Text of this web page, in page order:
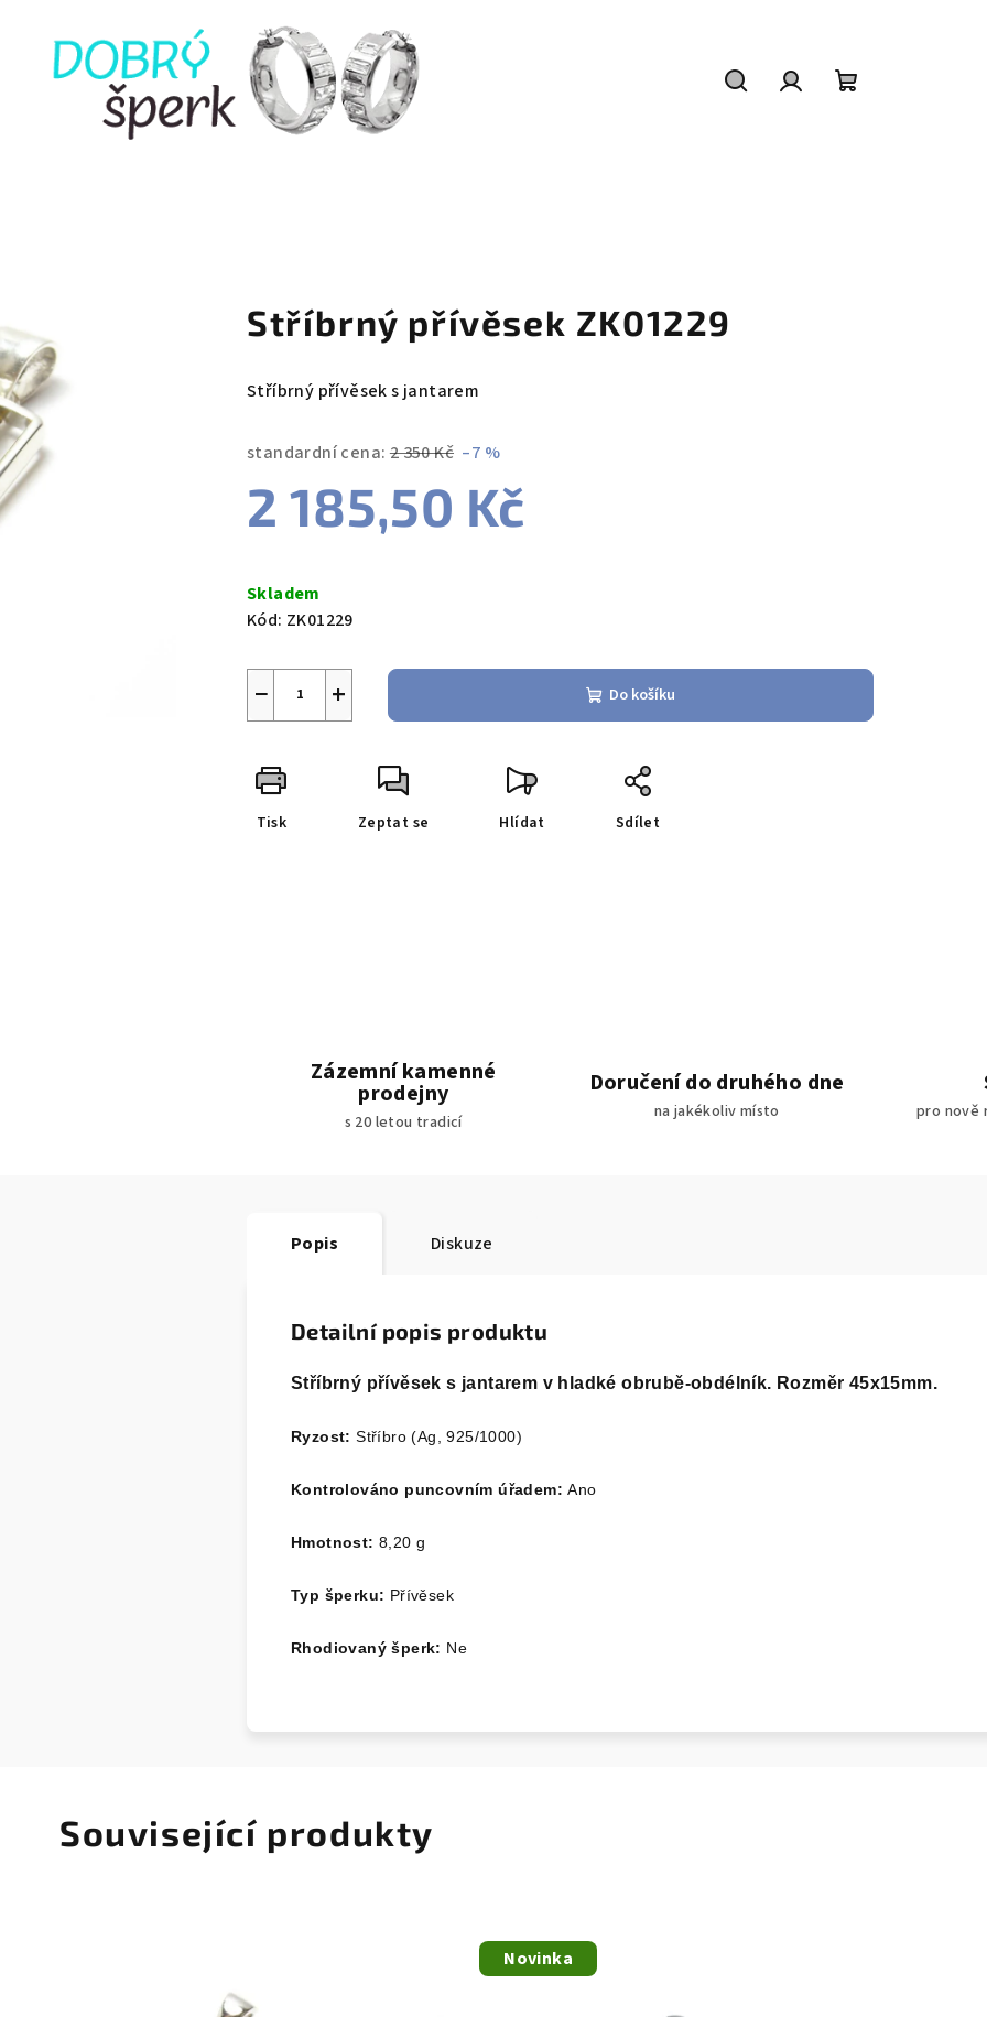
Stříbrný přívěsek ZK01229
Stříbrný přívěsek s jantarem
standardní cena: 2 350 Kč –7 %
2 185,50 Kč
cena:
Skladem
Kód: ZK01229
+
− Do košíku
Tisk Zeptat se Hlídat Sdílet
Zázemní kamenné
prodejny
s 20 letou tradicí
Doručení do druhého dne
na jakékoliv místo pro nově
Popis Diskuze
Detailní popis produktu
Stříbrný přívěsek s jantarem v hladké obrubě-obdélník. Rozměr 45x15mm.
Ryzost:Stříbro (Ag, 925/1000)
Kontrolováno puncovním úřadem:Ano
Hmotnost: 8,20 g
Typ šperku: Přívěsek
Rhodiovaný šperk: Ne
Související produkty
Novinka